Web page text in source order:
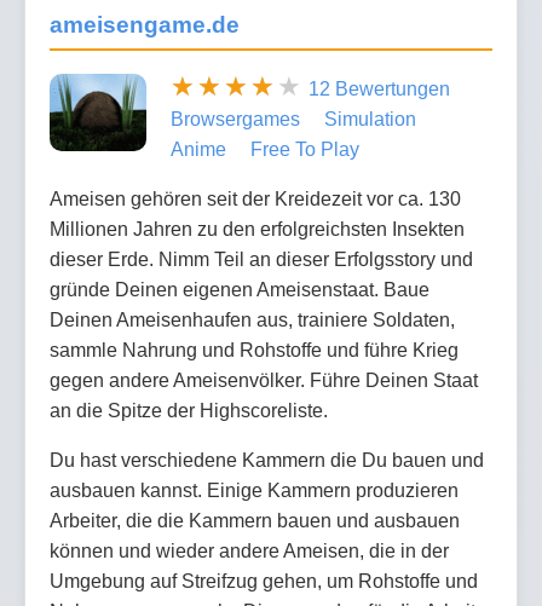
ameisengame.de
12 Bewertungen
Browsergames
Simulation
Anime
Free To Play
Ameisen gehören seit der Kreidezeit vor ca. 130
Millionen Jahren zu den erfolgreichsten Insekten
dieser Erde. Nimm Teil an dieser Erfolgsstory und
gründe Deinen eigenen Ameisenstaat. Baue
Deinen Ameisenhaufen aus, trainiere Soldaten,
sammle Nahrung und Rohstoffe und führe Krieg
gegen andere Ameisenvölker. Führe Deinen Staat
an die Spitze der Highscoreliste.
Du hast verschiedene Kammern die Du bauen und
ausbauen kannst. Einige Kammern produzieren
Arbeiter, die die Kammern bauen und ausbauen
können und wieder andere Ameisen, die in der
Umgebung auf Streifzug gehen, um Rohstoffe und